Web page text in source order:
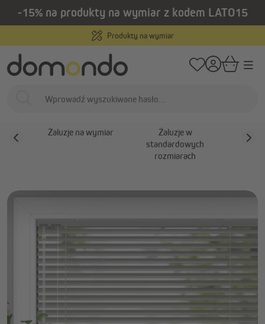
zawartości
-15% na produkty na wymiar z kodem LATO15
Produkty na wymiar
Strona główna Osłony wewnętrzne / Żaluzje / Żaluzje aluminiowe
Żaluzje aluminiowe
Żaluzje
Żaluzje na wymiar
Żaluzje w
standardowych
rozmiarach